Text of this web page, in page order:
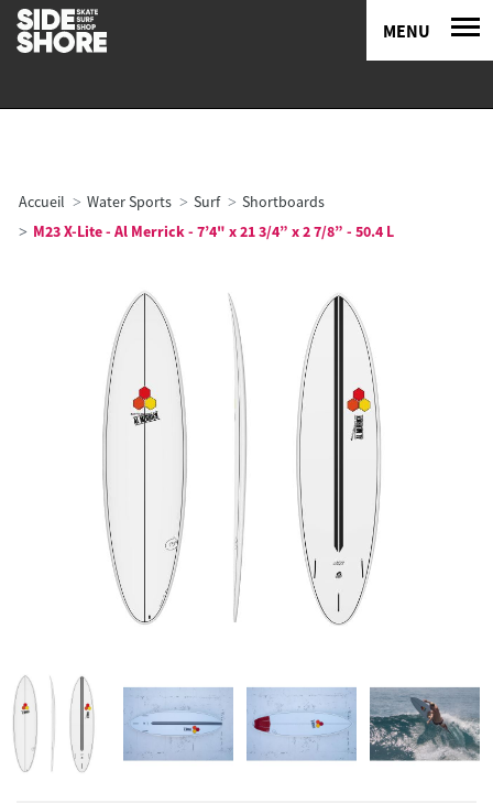
MENU
Accueil Water Sports Surf
Shortboards
M23 X-Lite - Al Merrick - 7’4" x 21 3/4” x 2 7/8” - 50.4 L